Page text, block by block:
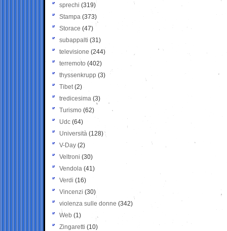
sprechi (319)
Stampa (373)
Storace (47)
subappalti (31)
televisione(244)
terremoto (402)
thyssenkrupp (3)
Tibet(2)
tredicesima (3)
Turismo (62)
Udc (64)
Università (128)
V-Day (2)
Veltroni (30)
Vendola (41)
Verdi (16)
Vincenzi (30)
violenza sulle donne (342)
Web (1)
Zingaretti (10)